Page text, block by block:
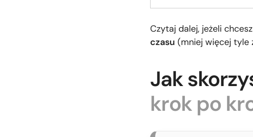
Czytaj dalej, jeżeli
czasu (mniej więcej tyle
Jak
krok po